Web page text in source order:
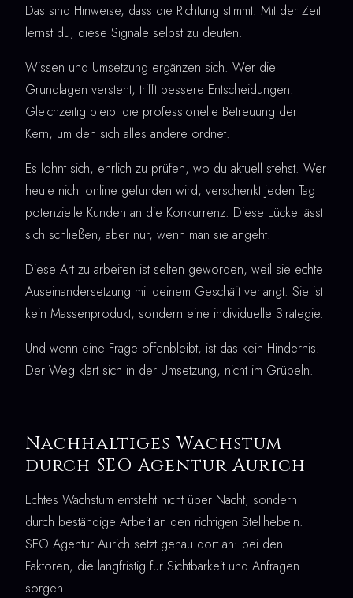
Das sind Hinweise, dass die Richtung stimmt. Mit der Zeit
lernst du, diese Signale selbst zu deuten.
Wissen und Umsetzung ergänzen sich. Wer die
Grundlagen versteht, trifft bessere Entscheidungen.
Gleichzeitig bleibt die professionelle Betreuung der
Kern, um den sich alles andere ordnet.
Es lohnt sich, ehrlich zu prüfen, wo du aktuell stehst. Wer
heute nicht online gefunden wird, verschenkt jeden Tag
potenzielle Kunden an die Konkurrenz. Diese Lücke lässt
sich schließen, aber nur, wenn man sie angeht.
Diese Art zu arbeiten ist selten geworden, weil sie echte
Auseinandersetzung mit deinem Geschäft verlangt. Sie ist
kein Massenprodukt, sondern eine individuelle Strategie.
Und wenn eine Frage offenbleibt, ist das kein Hindernis.
Der Weg klärt sich in der Umsetzung, nicht im Grübeln.
Nachhaltiges Wachstum
durch SEO Agentur Aurich
Echtes Wachstum entsteht nicht über Nacht, sondern
durch beständige Arbeit an den richtigen Stellhebeln.
SEO Agentur Aurich setzt genau dort an: bei den
Faktoren, die langfristig für Sichtbarkeit und Anfragen
sorgen.